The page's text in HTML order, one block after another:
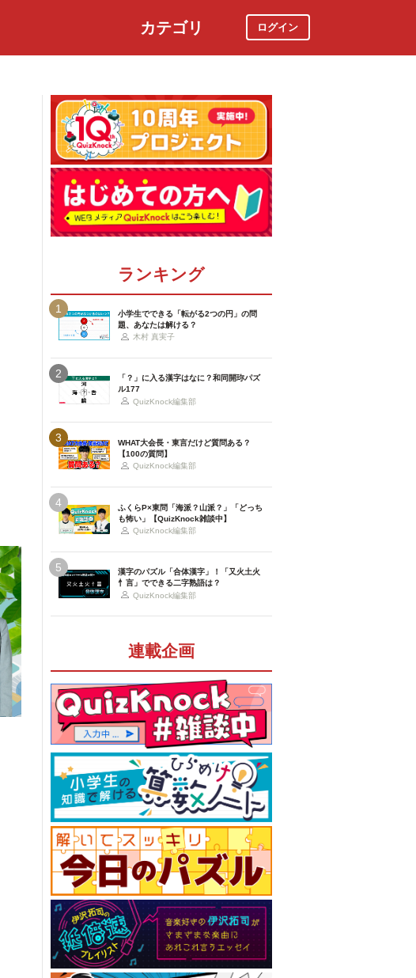
カテゴリ ログイン
ランキング
1
小学生でできる「転がる2つの円」の問
題、あなたは解ける？
木村 真実子
2
「？」に入る漢字はなに？和同開珎パズ
ル177
QuizKnock編集部
3
WHAT大会長・東言だけど質問ある？
【100の質問】
QuizKnock編集部
4
ふくらP×東問「海派？山派？」「どっち
も怖い」【QuizKnock雑談中】
QuizKnock編集部
5
漢字のパズル「合体漢字」！「又火土火
忄言」でできる二字熟語は？
QuizKnock編集部
連載企画